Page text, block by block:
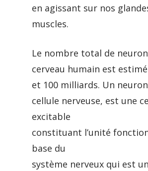
en agissant sur nos
muscles.
Le nombre total de
cerveau humain est
et 100 milliards. Un
cellule nerveuse, est une
excitable
constituant l’unité
base du
système nerveux qui est